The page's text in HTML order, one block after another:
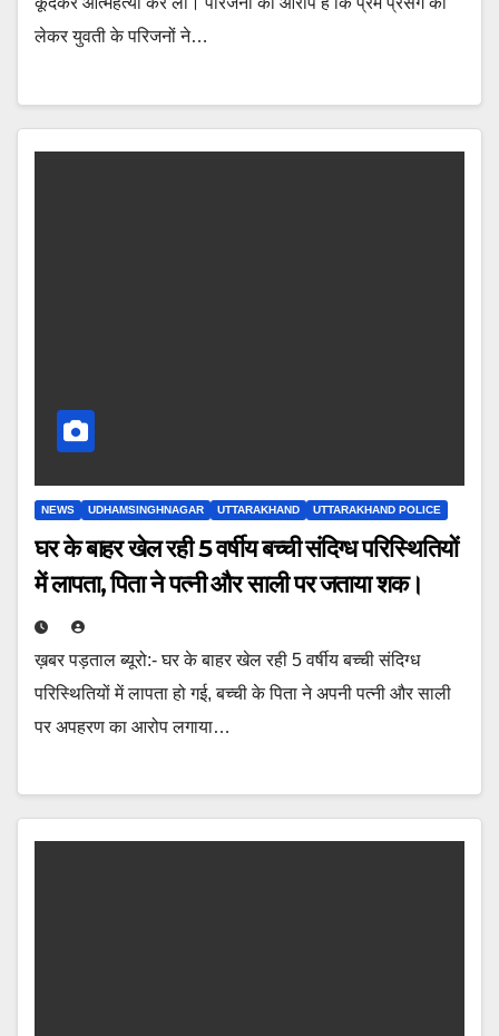
लेकर युवती के परिजनों ने…
NEWS UDHAMSINGHNAGAR UTTARAKHAND UTTARAKHAND POLICE
घर के बाहर खेल रही 5 वर्षीय बच्ची संदिग्ध परिस्थितियों
में लापता, पिता ने पत्नी और साली पर जताया शक।
ख़बर पड़ताल ब्यूरो:- घर के बाहर खेल रही 5 वर्षीय बच्ची संदिग्ध
परिस्थितियों में लापता हो गई, बच्ची के पिता ने अपनी पत्नी और साली
पर अपहरण का आरोप लगाया…